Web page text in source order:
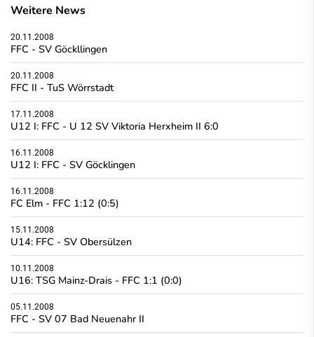
Weitere News
20.11.2008
FFC - SV Göckllingen
20.11.2008
FFC II - TuS Wörrstadt
17.11.2008
U12 I: FFC - U 12 SV Viktoria Herxheim II 6:0
16.11.2008
U12 I: FFC - SV Göcklingen
16.11.2008
FC Elm - FFC 1:12 (0:5)
15.11.2008
U14: FFC - SV Obersülzen
10.11.2008
U16: TSG Mainz-Drais - FFC 1:1 (0:0)
05.11.2008
FFC - SV 07 Bad Neuenahr II